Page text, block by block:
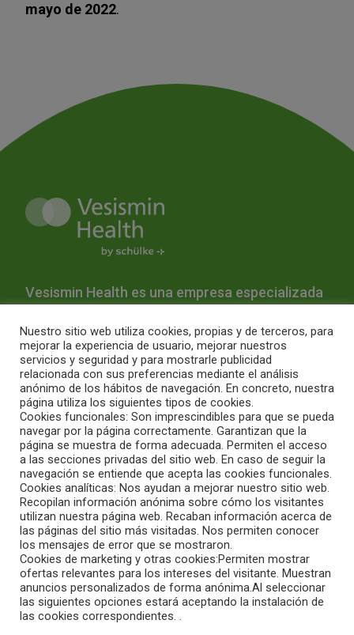
mayo de 2022.
Vesismin Health es una empresa especializada
desinfección hospitalaria.
Quiénes SomosProductosServiciosBlog
ContactoIntranetAviso LegalPolítica de Cookies
Condiciones de Uso
Condiciones de compra online
© 2026 Vesismin Health
Nuestro sitio web utiliza cookies, propias y de terceros, para
mejorar la experiencia de usuario, mejorar nuestros
servicios y seguridad y para mostrarle publicidad
relacionada con sus preferencias mediante el análisis
anónimo de los hábitos de navegación. En concreto, nuestra
página utiliza los siguientes tipos de cookies.
Cookies funcionales: Son imprescindibles para que se pueda
navegar por la página correctamente. Garantizan que la
página se muestra de forma adecuada. Permiten el acceso
a las secciones privadas del sitio web. En caso de seguir la
navegación se entiende que acepta las cookies funcionales.
Cookies analíticas: Nos ayudan a mejorar nuestro sitio web.
Recopilan información anónima sobre cómo los visitantes
utilizan nuestra página web. Recaban información acerca de
las páginas del sitio más visitadas. Nos permiten conocer
los mensajes de error que se mostraron.
Cookies de marketing y otras cookies:Permiten mostrar
ofertas relevantes para los intereses del visitante. Muestran
anuncios personalizados de forma anónima.Al seleccionar
las siguientes opciones estará aceptando la instalación de
las cookies correspondientes. .